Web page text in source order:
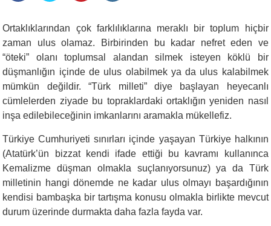
Ortaklıklarından çok farklılıklarına meraklı bir toplum hiçbir
zaman ulus olamaz. Birbirinden bu kadar nefret eden ve
“öteki” olanı toplumsal alandan silmek isteyen köklü bir
düşmanlığın içinde de ulus olabilmek ya da ulus kalabilmek
mümkün değildir. “Türk milleti” diye başlayan heyecanlı
cümlelerden ziyade bu topraklardaki ortaklığın yeniden nasıl
inşa edilebileceğinin imkanlarını aramakla mükellefiz.
Türkiye Cumhuriyeti sınırları içinde yaşayan Türkiye halkının
(Atatürk’ün bizzat kendi ifade ettiği bu kavramı kullanınca
Kemalizme düşman olmakla suçlanıyorsunuz) ya da Türk
milletinin hangi dönemde ne kadar ulus olmayı başardığının
kendisi bambaşka bir tartışma konusu olmakla birlikte mevcut
durum üzerinde durmakta daha fazla fayda var.